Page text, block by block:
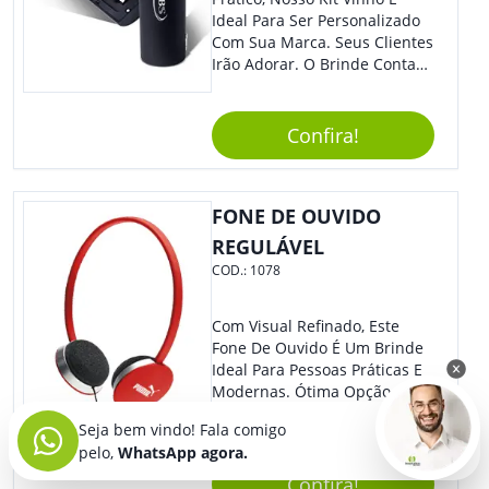
Segurança.
Ideal Para Ser Personalizado
Com Sua Marca. Seus Clientes
Irão Adorar. O Brinde Conta
Estojo Emborrachado. Demais,
Não É?!
Confira!
FONE DE OUVIDO
REGULÁVEL
COD.: 1078
Com Visual Refinado, Este
Fone De Ouvido É Um Brinde
Ideal Para Pessoas Práticas E
Modernas. Ótima Opção Para
Estilosa, Agregando Valor Para
Sua Empresa Em Eventos,
Reuniões Corporativas Ou Até
Seja bem vindo! Fala comigo
pelo, WhatsApp agora.